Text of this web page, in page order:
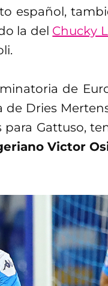
español,
la del Chucky
de
Dries
Gattuso,
Victor